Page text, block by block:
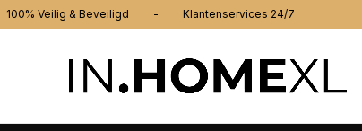
Veilig & Beveiligd - Klantenservices 24/7